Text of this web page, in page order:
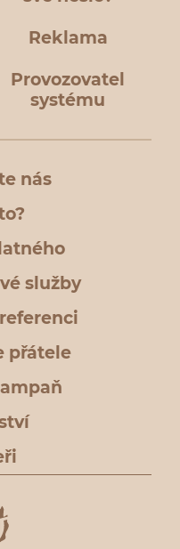
Reklama
Provozovatel
systému
nás
služby
přátele